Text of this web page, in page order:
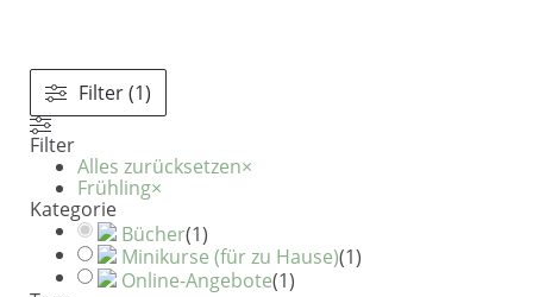
Filter (1)
Filter
Alles zurücksetzen×
Frühling×
Kategorie
Bücher(1)
Minikurse (für zu Hause)(1)
Online-Angebote(1)